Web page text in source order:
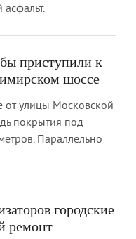
приступили к
шоссе
от улицы Московской
покрытия под
Параллельно
городские
ремонт